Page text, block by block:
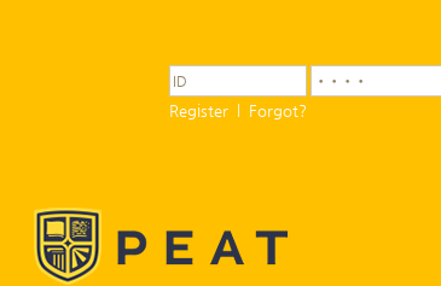
Register Forgot?